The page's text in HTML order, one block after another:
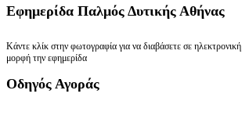
Εφημερίδα Παλμός Δυτικής Αθήνας
Κάντε κλίκ στην φωτογραφία για να διαβάσετε σε ηλεκτρονική
μορφή την εφημερίδα
Οδηγός Αγοράς